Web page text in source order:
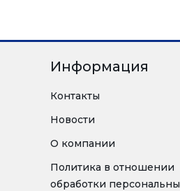
Информация
Контакты
Новости
О компании
Политика в отношении
обработки